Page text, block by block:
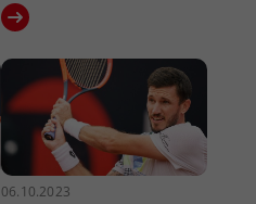
06.10.2023